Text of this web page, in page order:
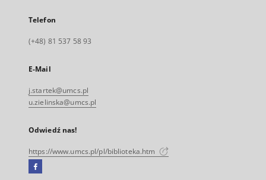
Telefon
(+48) 81 537 58 93
E-Mail
j.startek@umcs.pl
u.zielinska@umcs.pl
Odwiedź nas!
https://www.umcs.pl/pl/biblioteka.htm
Facebook